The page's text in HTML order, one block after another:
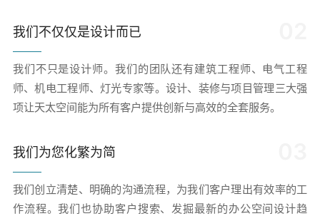
我们不仅仅是设计而已
我们不只是设计师。我们的团队还有建筑工程师、电气工程
师、机电工程师、灯光专家等。设计、装修与项目管理三大强
项让天太空间能为所有客户提供创新与高效的全套服务。
我们为您化繁为简
我们创立清楚、明确的沟通流程，为我们客户理出有效率的工
作流程。我们也协助客户搜索、发掘最新的办公空间设计趋